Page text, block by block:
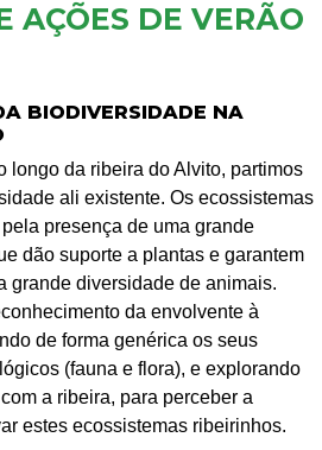
AÇÕES DE VERÃO
BIODIVERSIDADE NA
longo da ribeira do Alvito, partimos
ali existente. Os ecossistemas
presença de uma grande
dão suporte a plantas e garantem
grande diversidade de animais.
da envolvente à
de forma genérica os seus
(fauna e flora), e explorando
a ribeira, para perceber a
estes ecossistemas ribeirinhos.